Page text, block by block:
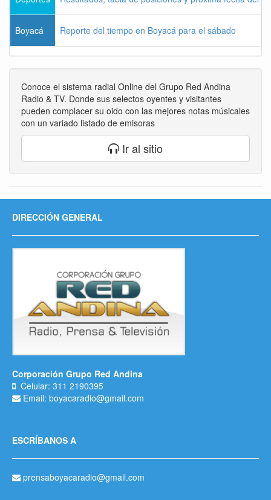
Boyacá Reporte del tiempo en Boyacá para el sábado
Conoce el sistema radial Online del Grupo Red Andina
Radio & TV. Donde sus selectos oyentes y visitantes
pueden complacer su oido con las mejores notas músicales
con un variado listado de emisoras
Ir al sitio
DIRECCIÓN GENERAL
Corporación Grupo Red Andina
Celular: 311 2190395
Email: boyacaradio@gmail.com
ESCRÍBANOS A
prensaboyacaradio@gmail.com